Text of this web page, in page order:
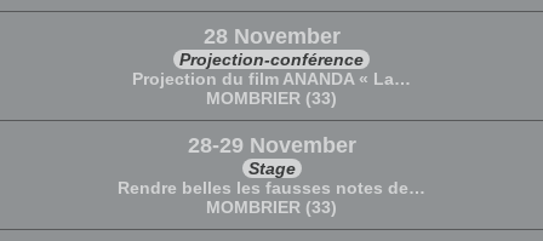
28 November
Projection-conférence
Projection du film ANANDA « La…
MOMBRIER (33)
28-29 November
Stage
Rendre belles les fausses notes de…
MOMBRIER (33)